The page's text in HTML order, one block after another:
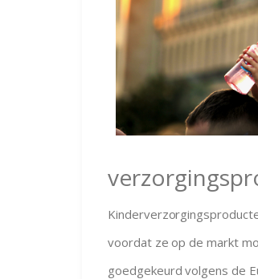
voordat ze op de markt
goedgekeurd volgens de